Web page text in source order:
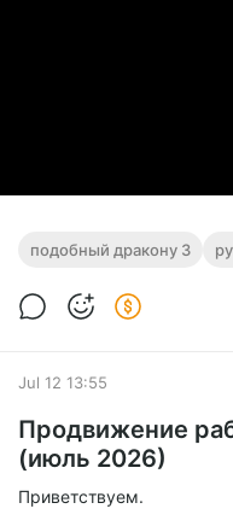
подобный дракону 3
Jul 12 13:55
Продвижение
(июль 2026)
Приветствуем.